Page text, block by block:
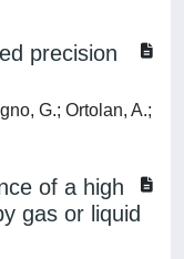
precision
G.; Ortolan, A.;
of a high
gas or liquid